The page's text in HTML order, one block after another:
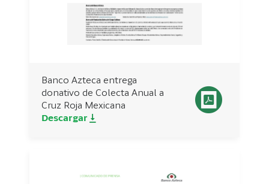
Banco Azteca entrega
donativo de Colecta Anual a
Cruz Roja Mexicana
Descargar